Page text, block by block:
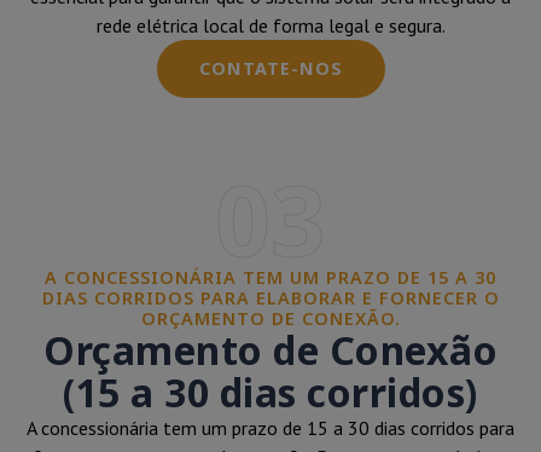
rede elétrica local de forma legal e segura.
CONTATE-NOS
A CONCESSIONÁRIA TEM UM PRAZO DE 15 A 30
DIAS CORRIDOS PARA ELABORAR E FORNECER O
ORÇAMENTO DE CONEXÃO.
Orçamento de Conexão
(15 a 30 dias corridos)
A concessionária tem um prazo de 15 a 30 dias corridos para